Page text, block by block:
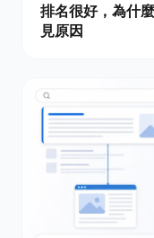
排名很好，為什
見原因